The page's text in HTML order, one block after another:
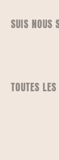
SUIS NOUS
TOUTES